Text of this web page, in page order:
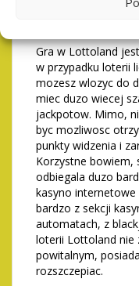
rodzaj
Gra w Lottoland
w przypadku loterii
mozesz wlozyc do
miec duzo wiecej
jackpotow. Mimo,
byc mozliwosc
punkty widzenia i
Korzystne bowiem,
odbiegala duzo
kasyno
bardzo z sekcji
automatach, z
loterii Lottoland nie
powitalnym,
rozszczepiac.